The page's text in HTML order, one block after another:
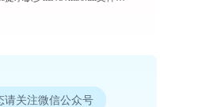
请关注微信公众号